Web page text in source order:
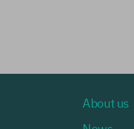
About us